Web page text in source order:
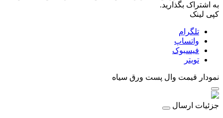
به اشتراک بگذارید.
کپی لینک
تلگرام
واتساپ
فیسبوک
تویتر
نمودار قیمت وال پست ورق سیاه
جزئیات ارسال